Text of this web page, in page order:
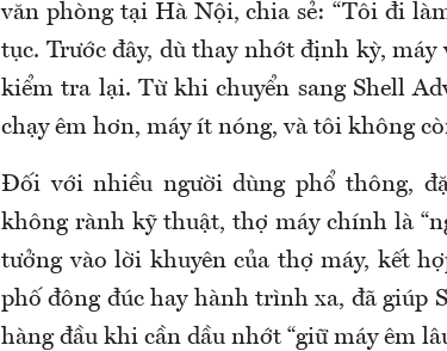
văn phòng tại Hà Nội, chia sẻ: “Tôi đi
tục. Trước đây, dù thay nhớt định kỳ,
kiểm tra lại. Từ khi chuyển sang Shell
chạy êm hơn, máy ít nóng, và tôi không
Đối với nhiều người dùng phổ thông,
không rành kỹ thuật, thợ máy chính là
tưởng vào lời khuyên của thợ máy, kết
phố đông đúc hay hành trình xa, đã giúp
hàng đầu khi cần dầu nhớt “giữ máy êm